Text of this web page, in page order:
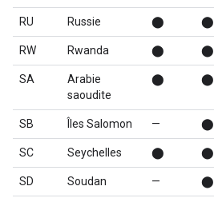
RU Russie ⬤ ⬤
RW Rwanda ⬤ ⬤
SA
Arabie
saoudite
⬤ ⬤
SB Îles Salomon — ⬤
SC Seychelles ⬤ ⬤
SD Soudan — ⬤